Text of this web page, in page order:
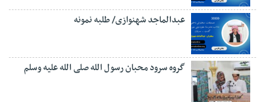
عبدالماجد شهنوازی/ طلبه نمونه
گروه سرود محبان رسول الله صلی الله علیه وسلم